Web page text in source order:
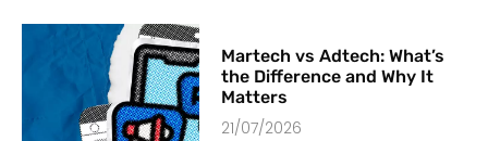
Martech vs Adtech: What’s
the Difference and Why It
Matters
21/07/2026